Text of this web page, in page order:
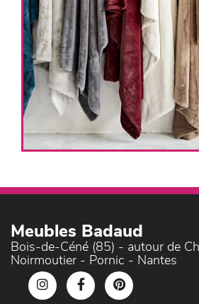
Meubles Badaud
Bois-de-Céné (85) - autour de
Noirmoutier - Pornic - Nantes